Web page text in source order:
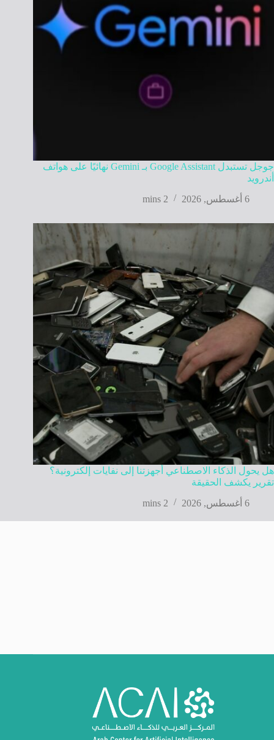
جوجل تستبدل Google Assistant بـ Gemini نهائيًا على هواتف
أندرويد
6 أغسطس, 2026
2 mins
هل يحول الذكاء الاصطناعي أجهزتنا إلى نفايات إلكترونية؟
تقرير يكشف الحقيقة
6 أغسطس, 2026
2 mins